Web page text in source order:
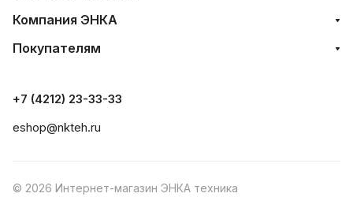
Компания ЭНКА
Покупателям
+7 (4212) 23-33-33
eshop@nkteh.ru
© 2026 Интернет-магазин ЭНКА техника
анализа событий на нашем веб-сайте, что позволяет
нам улучшать взаимодействие с пользователями и
смотрите в нашей Политике в отношении